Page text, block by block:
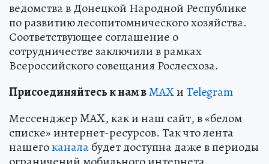
ведомства в Донецкой Народной Республике
по развитию лесопитомнического хозяйства.
Соответствующее соглашение о
сотрудничестве заключили в рамках
Всероссийского совещания Рослесхоза.
Присоединяйтесь к нам вMAXиTelegram
Мессенджер MAX, как и наш сайт, в «белом
списке» интернет-ресурсов. Так что лента
нашегоканалабудет доступна даже в периоды